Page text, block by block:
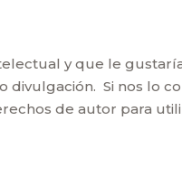
y que le
Si nos lo
de autor para